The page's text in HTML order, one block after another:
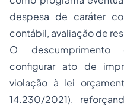
despesa de caráter
contábil, avaliação de
O descumprimento
configurar ato de
violação à lei
14.230/2021),